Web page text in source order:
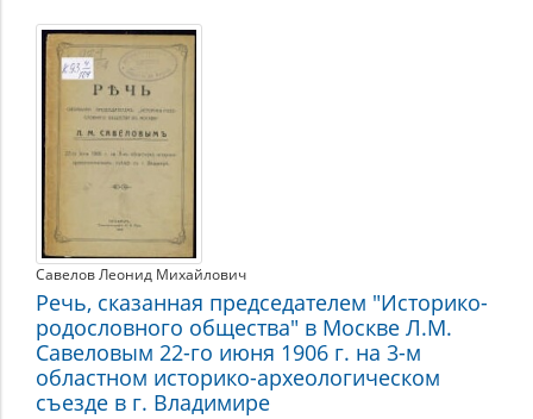
Савелов Леонид Михайлович
Речь, сказанная председателем "Историко-
родословного общества" в Москве Л.М.
Савеловым 22-го июня 1906 г. на 3-м
областном историко-археологическом
съезде в г. Владимире